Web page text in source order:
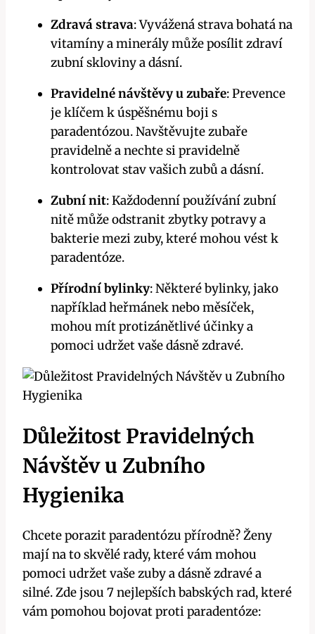
Zdravá strava: Vyvážená strava bohatá na
vitamíny a minerály může posílit zdraví
zubní skloviny a dásní.
Pravidelné návštěvy u zubaře: Prevence
je klíčem k úspěšnému boji s
paradentózou. Navštěvujte zubaře
pravidelně a nechte si pravidelně
kontrolovat stav vašich zubů a dásní.
Zubní nit: Každodenní používání zubní
nitě může odstranit zbytky potravy a
bakterie mezi zuby, které mohou vést k
paradentóze.
Přírodní bylinky: Některé bylinky, jako
například heřmánek nebo měsíček,
mohou mít protizánětlivé účinky a
pomoci udržet vaše dásně zdravé.
Důležitost Pravidelných
Návštěv u Zubního
Hygienika
Chcete porazit paradentózu přírodně? Ženy
mají na to skvělé rady, které vám mohou
pomoci udržet vaše zuby a dásně zdravé a
silné. Zde jsou 7 nejlepších babských rad, které
vám pomohou bojovat proti paradentóze: